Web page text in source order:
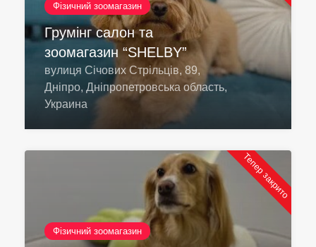
Фізичний зоомагазин
Грумінг салон та
зоомагазин “SHELBY”
вулиця Січових Стрільців, 89,
Дніпро, Дніпропетровська область,
Украина
Тепер закрито
Фізичний зоомагазин